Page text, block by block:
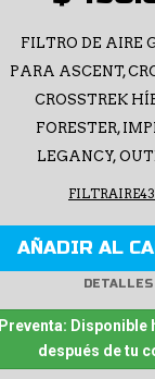
FILTRO DE AIRE
PARA ASCENT,
CROSSTREK
FORESTER,
LEGANCY,
AÑADIR AL
DETALLES
Preventa: Disponible
después de tu